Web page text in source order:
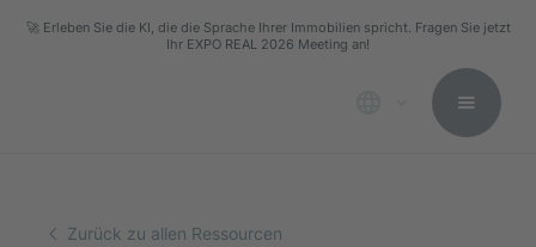
🚀 Erleben Sie die KI, die die Sprache Ihrer Immobilien spricht. Fragen Sie jetzt
Ihr EXPO REAL 2026 Meeting an!
Zurück zu allen Ressourcen